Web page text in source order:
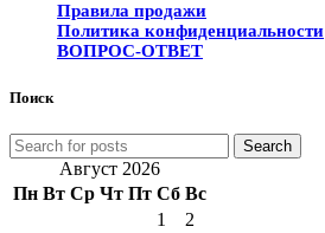
Правила продажи
Политика конфиденциальности
ВОПРОС-ОТВЕТ
Поиск
Search
Август 2026
Пн Вт Ср Чт Пт Сб Вс
1
2